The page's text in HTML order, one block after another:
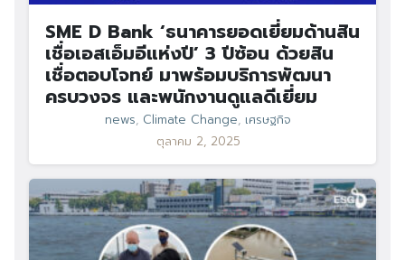
SME D Bank ‘ธนาคารยอดเยี่ยมด้านสิน
เชื่อเอสเอ็มอีแห่งปี’ 3 ปีซ้อน ด้วยสิน
เชื่อตอบโจทย์ มาพร้อมบริการพัฒนา
ครบวงจร และพนักงานดูแลดีเยี่ยม
news, Climate Change, เศรษฐกิจ
ตุลาคม 2, 2025